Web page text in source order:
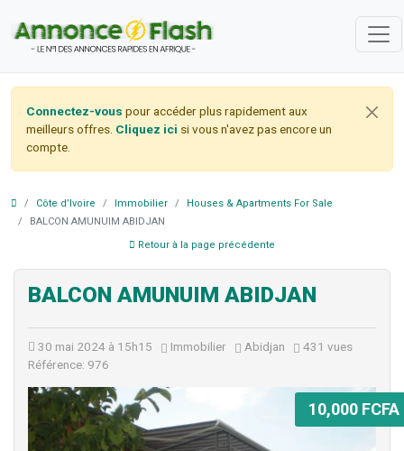
Connectez-vous pour accéder plus rapidement aux
meilleurs offres. Cliquez ici si vous n'avez pas encore un
compte.
Côte d’Ivoire Immobilier
Houses & Apartments For Sale
BALCON AMUNUIM ABIDJAN
Retour à la page précédente
BALCON AMUNUIM ABIDJAN
30 mai 2024 à 15h15 Immobilier Abidjan
431 vues
Référence: 976
10,000 FCFA